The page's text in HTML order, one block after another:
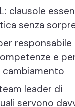
clausole
senza
responsabile
e
cambiamento
leader di
servono